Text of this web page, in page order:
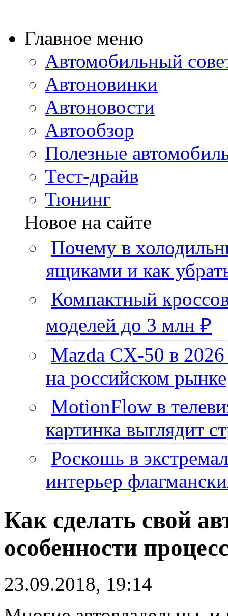
Главное меню
Автомобильный
Автоновинки
Автоновости
Автообзор
Полезные
Тест-драйв
Тюнинг
Новое на сайте
Почему в
ящиками и как
Компактный
моделей до 3 млн ₽
Mazda CX-50 в
на российском рынке
MotionFlow в
картинка выглядит
Роскошь в
интерьер
Как сделать свой
особенности
23.09.2018, 19:14